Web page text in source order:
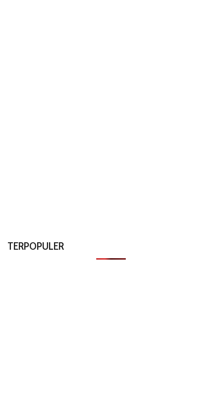
TERPOPULER